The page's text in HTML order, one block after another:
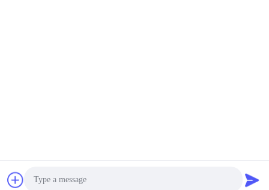
Electrical Co.,Ltd Todos los derechos reservados.